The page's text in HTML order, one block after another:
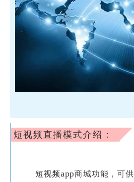
短视频直播模式介绍：
短视频app商城功能，可